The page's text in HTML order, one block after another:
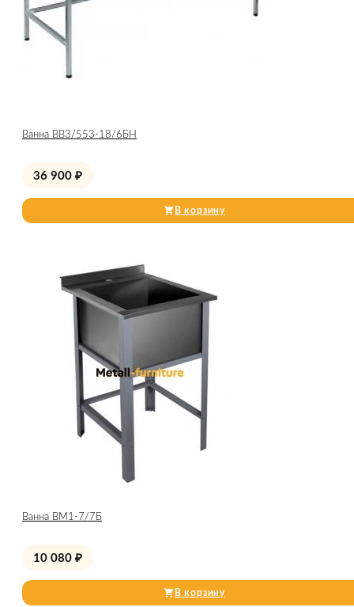
Ванна ВВ3/553-18/6БН
36 900 ₽
В корзину
Ванна ВМ1-7/7Б
10 080 ₽
В корзину